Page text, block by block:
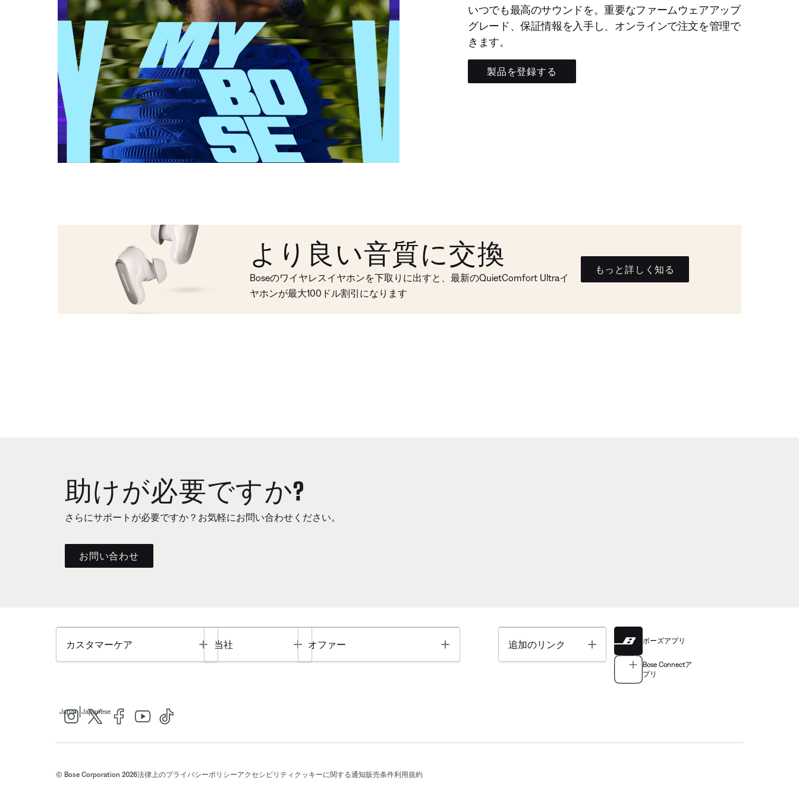
いつでも最高のサウンドを。重要なファームウェアアップ
グレード、保証情報を入手し、オンラインで注文を管理で
きます。
製品を登録する
より良い音質に交換
Boseのワイヤレスイヤホンを下取りに出すと、最新のQuietComfort Ultraイ
ヤホンが最大100ドル割引になります
もっと詳しく知る
助けが必要ですか?
さらにサポートが必要ですか？お気軽にお問い合わせください。
お問い合わせ
カスタマーケア Toggle
当社 Toggle
オファー Toggle 追加のリンク Toggle ボーズアプリ
Bose Connectア
プリ
Japan Japanese
© Bose Corporation 2026法律上のプライバシーポリシーアクセシビリティ クッキーに関する通知販売条件利用規約